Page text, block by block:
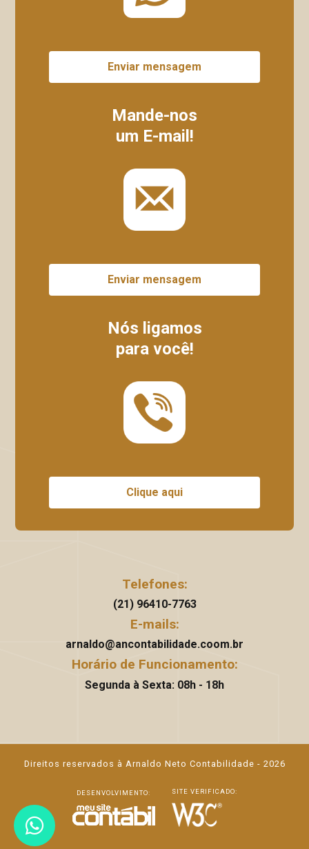
Enviar mensagem
Mande-nos
um E-mail!
Enviar mensagem
Nós ligamos
para você!
Clique aqui
Telefones:
(21) 96410-7763
E-mails:
arnaldo@ancontabilidade.coom.br
Horário de Funcionamento:
Segunda à Sexta: 08h - 18h
Direitos reservados à Arnaldo Neto Contabilidade - 2026
DESENVOLVIMENTO: SITE VERIFICADO: